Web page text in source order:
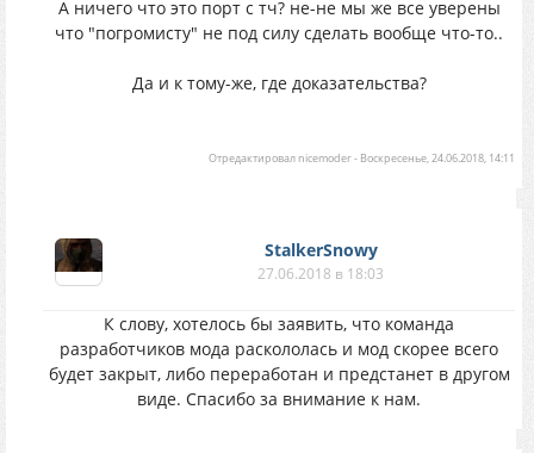
А ничего что это порт с тч? не-не мы же все уверены
что "погромисту" не под силу сделать вообще что-то..
Да и к тому-же, где доказательства?
Отредактировал nicemoder- Воскресенье, 24.06.2018, 14:11
StalkerSnowy
27.06.2018 в 18:03
К слову, хотелось бы заявить, что команда
разработчиков мода раскололась и мод скорее всего
будет закрыт, либо переработан и предстанет в другом
виде. Спасибо за внимание к нам.